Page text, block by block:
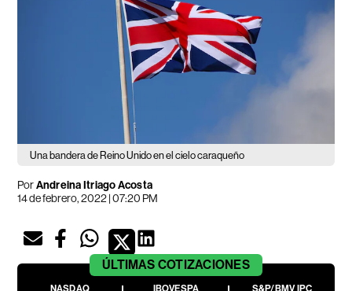
Una bandera de Reino Unido en el cielo caraqueño
PorAndreina Itriago Acosta
14 de febrero, 2022 | 07:20 PM
ÚLTIMAS COTIZACIONES
NASDAQ
IBOVESPA
S&P/BMV IPC